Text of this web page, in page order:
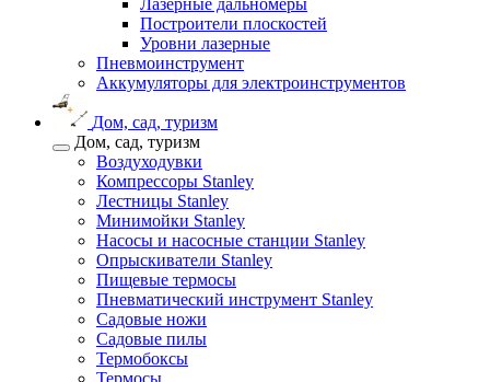
Лазерные дальномеры
Построители плоскостей
Уровни лазерные
Пневмоинструмент
Аккумуляторы для электроинструментов
Дом, сад, туризм
Дом, сад, туризм
Воздуходувки
Компрессоры Stanley
Лестницы Stanley
Минимойки Stanley
Насосы и насосные станции Stanley
Опрыскиватели Stanley
Пищевые термосы
Пневматический инструмент Stanley
Садовые ножи
Садовые пилы
Термобоксы
Термосы